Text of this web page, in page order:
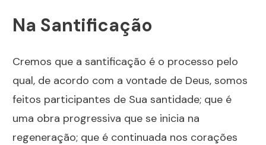
Na Santificação
Cremos que a santificação é o processo pelo
qual, de acordo com a vontade de Deus, somos
feitos participantes de Sua santidade; que é
uma obra progressiva que se inicia na
regeneração; que é continuada nos corações